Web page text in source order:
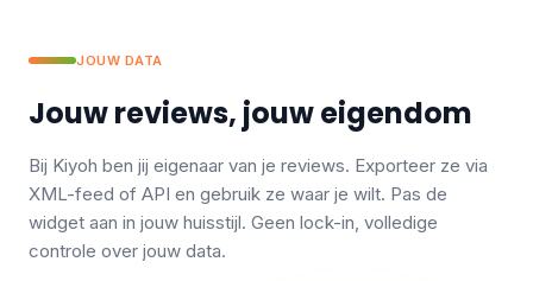
JOUW DATA
Jouw reviews, jouw eigendom
Bij Kiyoh ben jij eigenaar van je reviews. Exporteer ze via
XML-feed of API en gebruik ze waar je wilt. Pas de
widget aan in jouw huisstijl. Geen lock-in, volledige
controle over jouw data.